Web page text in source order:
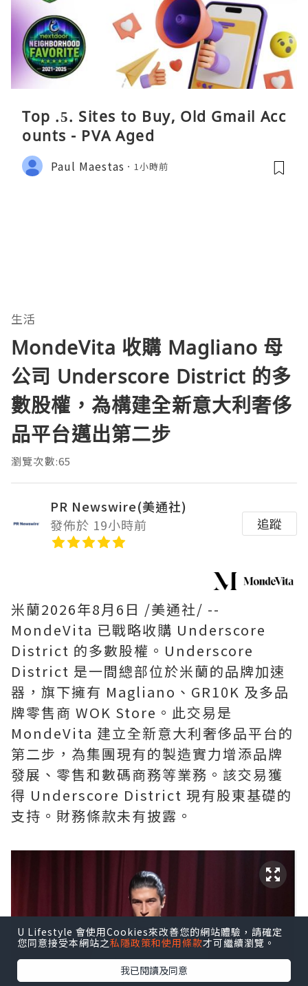
Top .5. Sites to Buy, Old Gmail Acc
ounts - PVA Aged
Paul Maestas 1小時前
生活
MondeVita 收購 Magliano 母
公司 Underscore District 的多
數股權，為構建全新意大利奢侈
品平台邁出第二步
瀏覽次數:65
PR Newswire(美通社)
發佈於 19小時前
追蹤
米蘭2026年8月6日 /美通社/ --
MondeVita 已戰略收購 Underscore
District 的多數股權。Underscore
District 是一間總部位於米蘭的品牌加速
器，旗下擁有 Magliano、GR10K 及多品
牌零售商 WOK Store。此交易是
MondeVita 建立全新意大利奢侈品平台的
第二步，為集團現有的製造實力增添品牌
發展、零售和數碼商務等業務。該交易獲
得 Underscore District 現有股東基礎的
支持。財務條款未有披露。
U Lifestyle 會使用Cookies來改善您的網站體驗，請確定
您同意接受本網站之私隱政策和使用條款才可繼續瀏覽。
我已閱讀及同意